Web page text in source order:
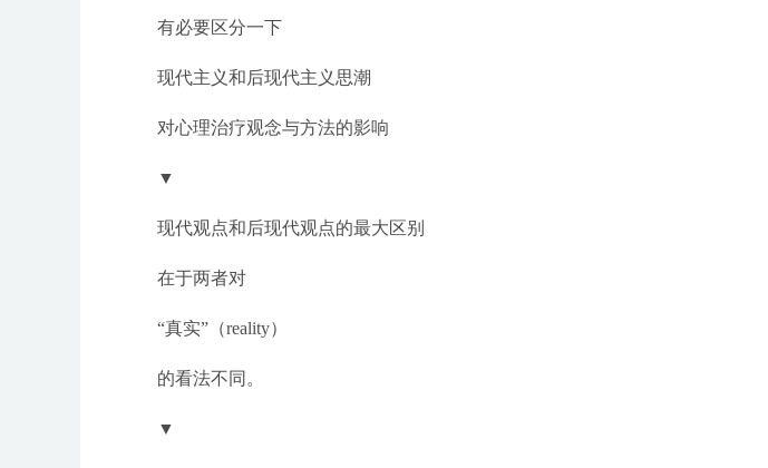
有必要区分一下
现代主义和后现代主义思潮
对心理治疗观念与方法的影响
▼
现代观点和后现代观点的最大区别
在于两者对
“真实”（reality）
的看法不同。
▼